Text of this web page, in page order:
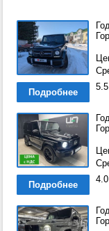
Подробнее
Подробнее